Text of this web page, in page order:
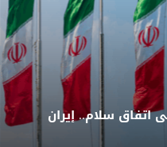
اتفاق سلام.. إيران